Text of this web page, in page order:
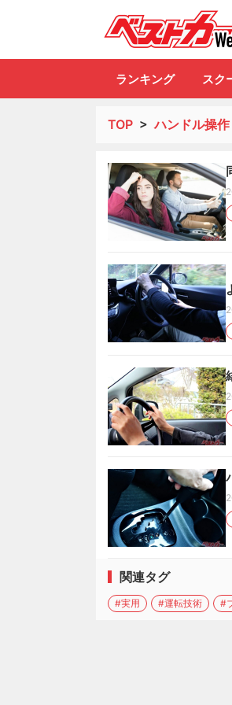
ランキング スク
TOP >ハンドル操作
関連タグ
#実用 #運転技術 #